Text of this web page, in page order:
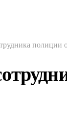
полиции